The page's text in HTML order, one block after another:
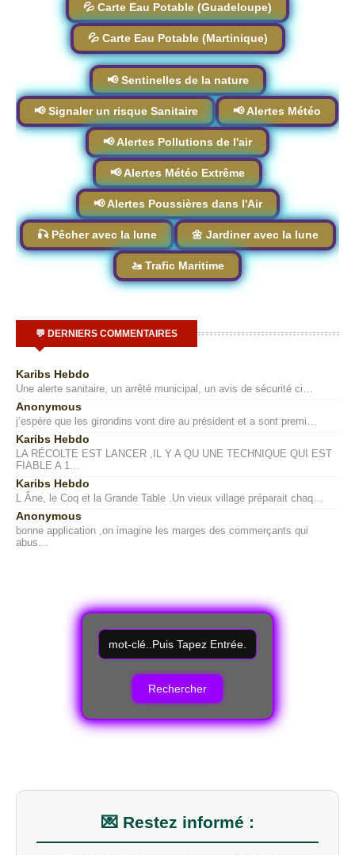
💦 Carte Eau Potable (Guadeloupe)
💦 Carte Eau Potable (Martinique)
📢 Sentinelles de la nature
📢 Signaler un risque Sanitaire 📢 Alertes Météo
📢 Alertes Pollutions de l'air
📢 Alertes Météo Extrême
📢 Alertes Poussières dans l'Air
🎣 Pêcher avec la lune 🌼 Jardiner avec la lune
🚤 Trafic Maritime
💬 DERNIERS COMMENTAIRES
Karibs Hebdo
Une alerte sanitaire, un arrêté municipal, un avis de sécurité ci…
Anonymous
j’espère que les girondins vont dire au président et a sont premi…
Karibs Hebdo
LA RÉCOLTE EST LANCER ,IL Y A QU UNE TECHNIQUE QUI EST
FIABLE A 1…
Karibs Hebdo
L Âne, le Coq et la Grande Table .Un vieux village préparait chaq…
Anonymous
bonne application ,on imagine les marges des commerçants qui
abus…
R
e
c
u
m
o
t
💌 Restez informé :